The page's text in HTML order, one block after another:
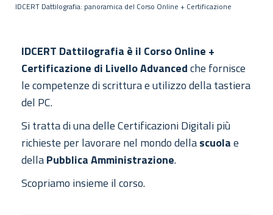
IDCERT Dattilografia: panoramica del Corso Online + Certificazione
IDCERT Dattilografia è il Corso Online +
Certificazione di Livello Advancedche fornisce
le competenze di scrittura e utilizzo della tastiera
del PC.
Si tratta di una delle Certificazioni Digitali più
richieste per lavorare nel mondo dellascuolae
dellaPubblica Amministrazione.
Scopriamo insieme il corso.